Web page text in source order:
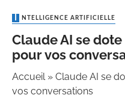
INTELLIGENCE ARTIFICIELLE
Claude AI se
pour vos
Accueil» Claude AI se
vos conversations